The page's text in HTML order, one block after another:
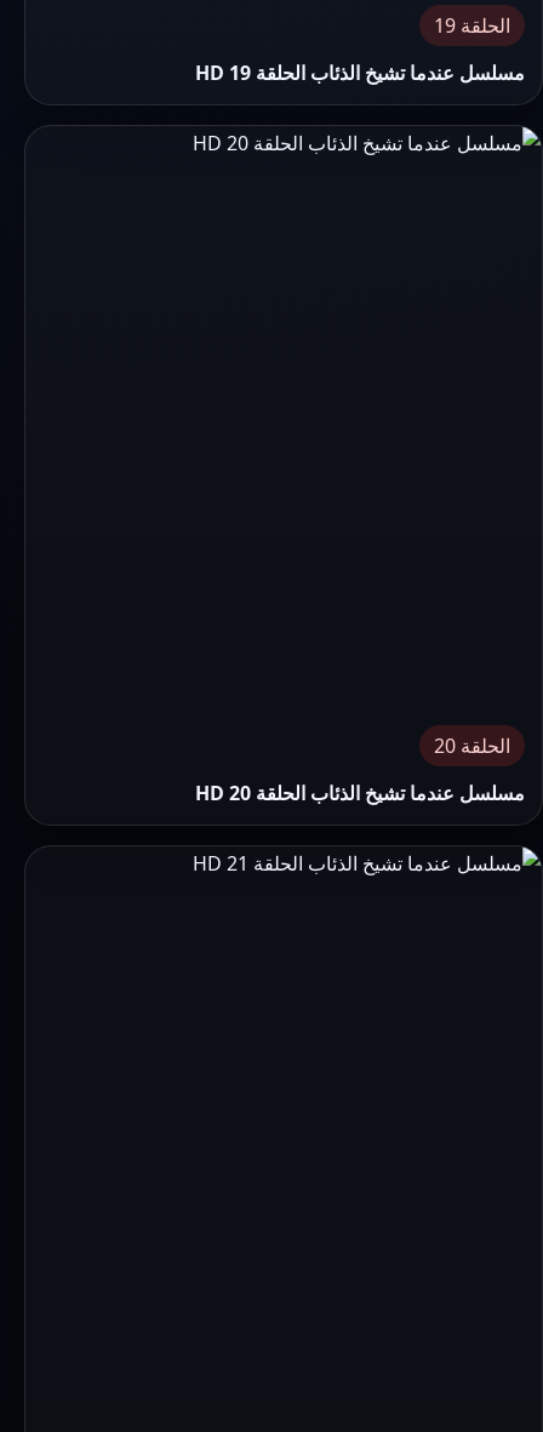
الحلقة 19
مسلسل عندما تشيخ الذئاب الحلقة 19 HD
الحلقة 20
مسلسل عندما تشيخ الذئاب الحلقة 20 HD